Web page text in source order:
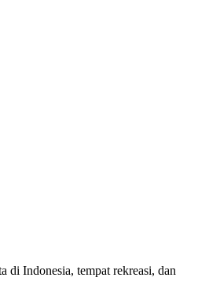
di Indonesia, tempat rekreasi, dan